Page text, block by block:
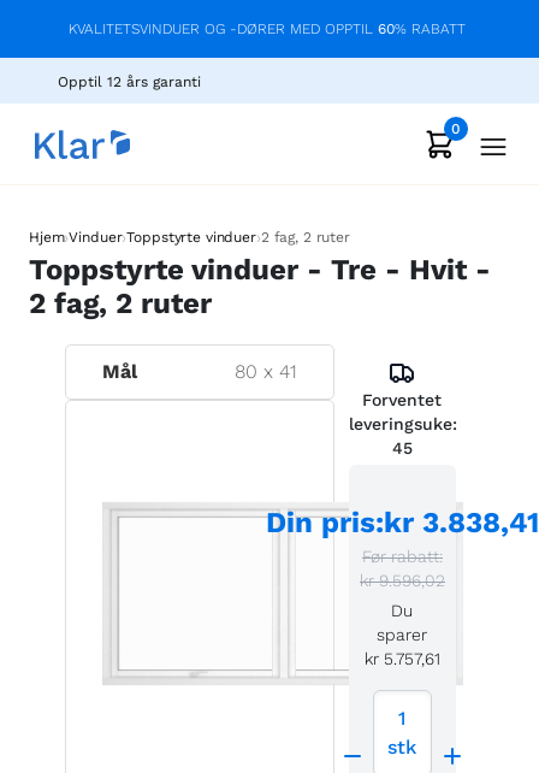
KVALITETSVINDUER OG -DØRER MED OPPTIL 60% RABATT
Opptil 12 års garanti
0
Hjem›Vinduer›Toppstyrte vinduer›2 fag, 2 ruter
Toppstyrte vinduer - Tre - Hvit -
2 fag, 2 ruter
Mål 80 x41
Forventet
leveringsuke:
45
Din pris:kr 3.838,41
Før rabatt:
kr 9.596,02
Du
sparer
kr 5.757,61
1
stk